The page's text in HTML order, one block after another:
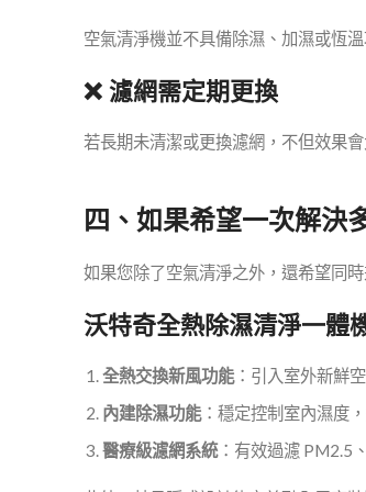
空氣清淨機並不具備除濕、加濕或恆
❌ 濾網需定期更換
若長期未清潔或更換濾網，不但效果
四、如果希望一次解決
如果您除了空氣清淨之外，還希望同
沃特奇全熱除濕清淨一體
全熱交換新風功能：引入室外新鮮
內建除濕功能：穩定控制室內濕度
醫療級濾網系統：有效過濾 PM2.5